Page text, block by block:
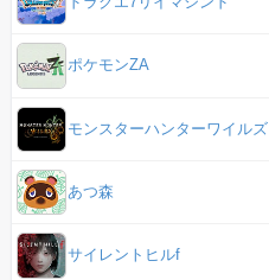
ポケモンZA
モンスターハンターワイルズ
あつ森
サイレントヒルf